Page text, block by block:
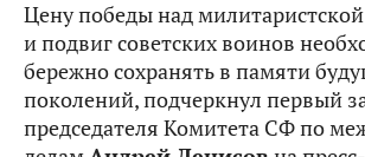
Цену победы над
и подвиг советских воинов
бережно сохранять в памяти
поколений, подчеркнул первый
председателя Комитета СФ по